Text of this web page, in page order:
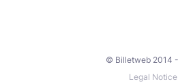
© Billetweb 2014
Legal Notice